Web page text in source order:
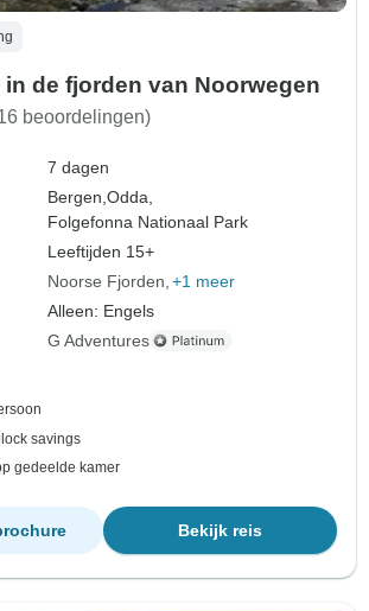
de fjorden van Noorwegen
beoordelingen)
7 dagen
Bergen,Odda,
Folgefonna Nationaal Park
Leeftijden 15+
Noorse Fjorden +1 meer
Alleen: Engels
G Adventures
savings
gedeelde kamer
Bekijk reis